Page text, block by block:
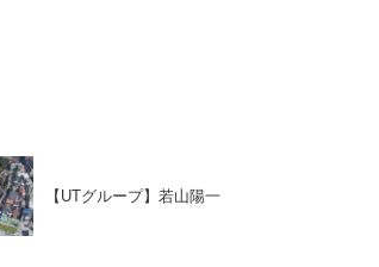
【UTグループ】若山陽一